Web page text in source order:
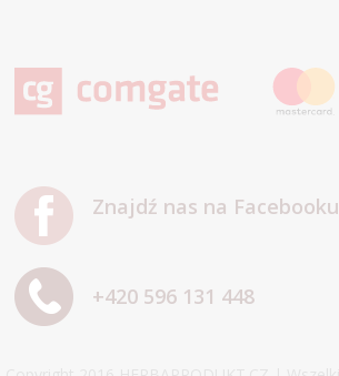
Znajdź nas na Facebooku
+420 596 131 448